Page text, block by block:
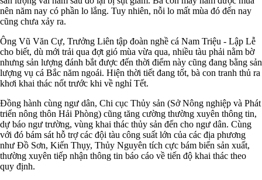
nên năm nay có phần lo lắng. Tuy nhiên, nỗi lo mất mùa đó đến nay
cũng chưa xảy ra.
Ông Vũ Văn Cự, Trưởng Liên tập đoàn nghề cá Nam Triệu - Lập Lễ
cho biết, dù mới trải qua đợt gió mùa vừa qua, nhiều tàu phải nằm bờ
nhưng sản lượng đánh bắt được đến thời điểm này cũng đang bằng sản
lượng vụ cá Bắc năm ngoái. Hiện thời tiết đang tốt, bà con tranh thủ ra
khơi khai thác nốt trước khi về nghỉ Tết.
Đồng hành cùng ngư dân, Chi cục Thủy sản (Sở Nông nghiệp và Phát
triển nông thôn Hải Phòng) cũng tăng cường thường xuyên thông tin,
dự báo ngư trường, vùng khai thác thủy sản đến cho ngư dân. Cùng
với đó bám sát hỗ trợ các đội tàu công suất lớn của các địa phương
như Đồ Sơn, Kiến Thụy, Thủy Nguyên tích cực bám biển sản xuất,
thường xuyên tiếp nhận thông tin báo cáo về tiến độ khai thác theo
quy định.